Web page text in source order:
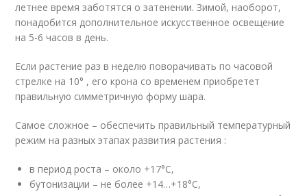
летнее время заботятся о затенении. Зимой, наоборот,
понадобится дополнительное искусственное освещение
на 5-6 часов в день.
Если растение раз в неделю поворачивать по часовой
стрелке на 10° , его крона со временем приобретет
правильную симметричную форму шара.
Самое сложное – обеспечить правильный температурный
режим на разных этапах развития растения :
в период роста – около +17°C,
бутонизации – не более +14…+18°C,